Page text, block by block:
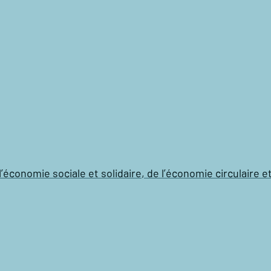
sociale et solidaire, de l’économie